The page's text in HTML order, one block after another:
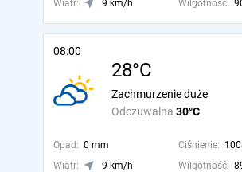
Wiatr: 9 km/h Wilgotność:
08:00
28°C
Odczuwalna 30°C
Zachmurzenie duże
Opad: 0 mm Ciśnienie:
Wiatr:
9 km/h Wilgotność: